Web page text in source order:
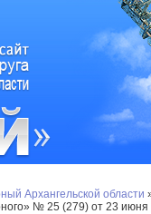
Архангельской области
№ 25 (279) от 23 июня